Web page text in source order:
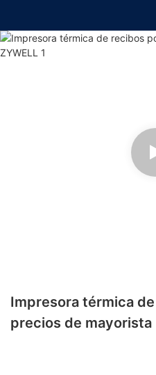
Impresora térmica
precios de mayorista